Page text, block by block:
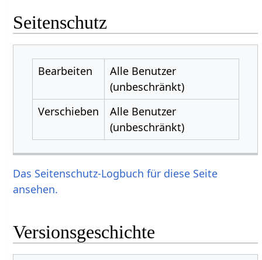
Seitenschutz
Bearbeiten
Alle Benutzer
(unbeschränkt)
Verschieben
Alle Benutzer
(unbeschränkt)
Das Seitenschutz-Logbuch für diese Seite
ansehen.
Versionsgeschichte